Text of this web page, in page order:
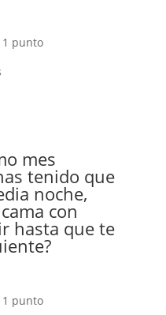
1 punto
mes
tenido que
noche,
con
hasta que te
1 punto